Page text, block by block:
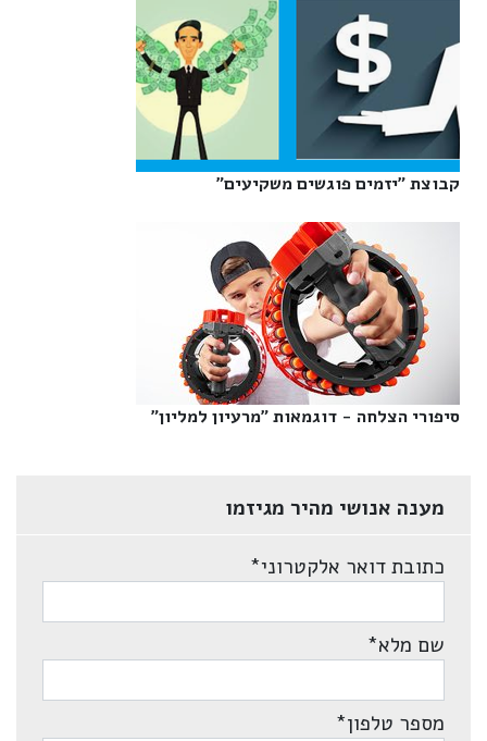
קבוצת "יזמים פוגשים משקיעים"‎
סיפורי הצלחה - דוגמאות "מרעיון למליון"‎
מענה אנושי מהיר מגיזמו
כתובת דואר אלקטרוני*
שם מלא*
מספר טלפון*